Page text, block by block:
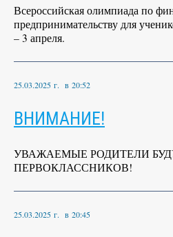
Всероссийская олимпиада по
предпринимательству для
– 3 апреля.
25.03.2025 г. в 20:52
ВНИМАНИЕ!
УВАЖАЕМЫЕ РОДИТЕЛИ
ПЕРВОКЛАССНИКОВ!
25.03.2025 г. в 20:45